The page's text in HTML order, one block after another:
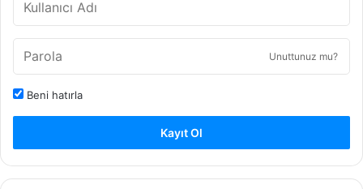
Unuttunuz mu?
Beni hatırla
Kayıt Ol